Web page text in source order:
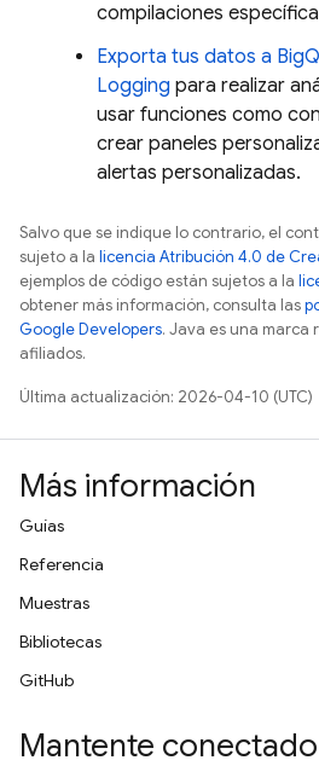
compilaciones
Exporta tus datos a
Logging para realizar
usar funciones como
crear paneles
alertas personalizadas.
Salvo que se indique lo contrario, el
sujeto a la licencia Atribución 4.0 de
ejemplos de código están sujetos a la
obtener más información, consulta las
Google Developers. Java es una marca
afiliados.
Última actualización: 2026-04-10 (UTC)
Más información
Guías
Referencia
Muestras
Bibliotecas
GitHub
Mantente conectado